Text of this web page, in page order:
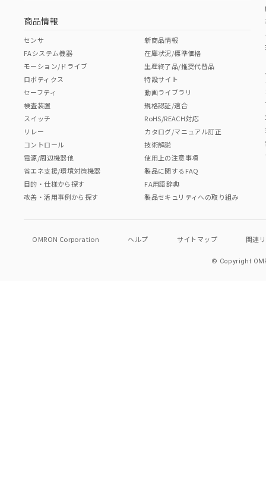
商品情報
センサ
FAシステム機器
モーション/ドライブ
ロボティクス
セーフティ
検査装置
スイッチ
リレー
コントロール
電源/周辺機器他
省エネ支援/環境対策機器
目的・仕様から探す
改善・活用事例から探す
新商品情報
在庫状況/標準価格
生産終了品/推奨代替品
特設サイト
動画ライブラリ
規格認証/適合
RoHS/REACH対応
カタログ/マニュアル訂正
技術解説
使用上の注意事項
製品に関するFAQ
FA用語辞典
製品セキュリティへの取り組み
OMRON Corporation ヘルプ サイトマップ 関連
© Copyright